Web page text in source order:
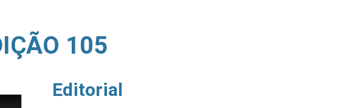
105
Editorial